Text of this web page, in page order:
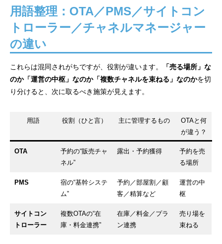
用語整理：OTA／PMS／サイトコン
トローラー／チャネルマネージャー
の違い
これらは混同されがちですが、役割が違います。
「売る場所」な
のか「運営の中枢」なのか「複数チャネルを束ねる」なのかを切
り分けると、次に取るべき施策が見えます。
用語 役割（ひと言） 主に管理するもの
OTAと何
が違う？
OTA
予約の“販売チャ
ネル”
露出・予約獲得
予約を売
る場所
PMS
宿の“基幹システ
ム”
予約／部屋割／顧
客／精算など
運営の中
枢
サイトコン
トローラー
複数OTAの“在
庫・料金連携”
在庫／料金／プラ
ン連携
売り場を
束ねる